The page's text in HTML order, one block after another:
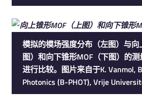
模拟的模场强度分布（左图）与向
图）和向下锥形MOF（下图）的测
进行比较。图片来自于K. Vanmol,
Photonics (B-PHOT), Vrije